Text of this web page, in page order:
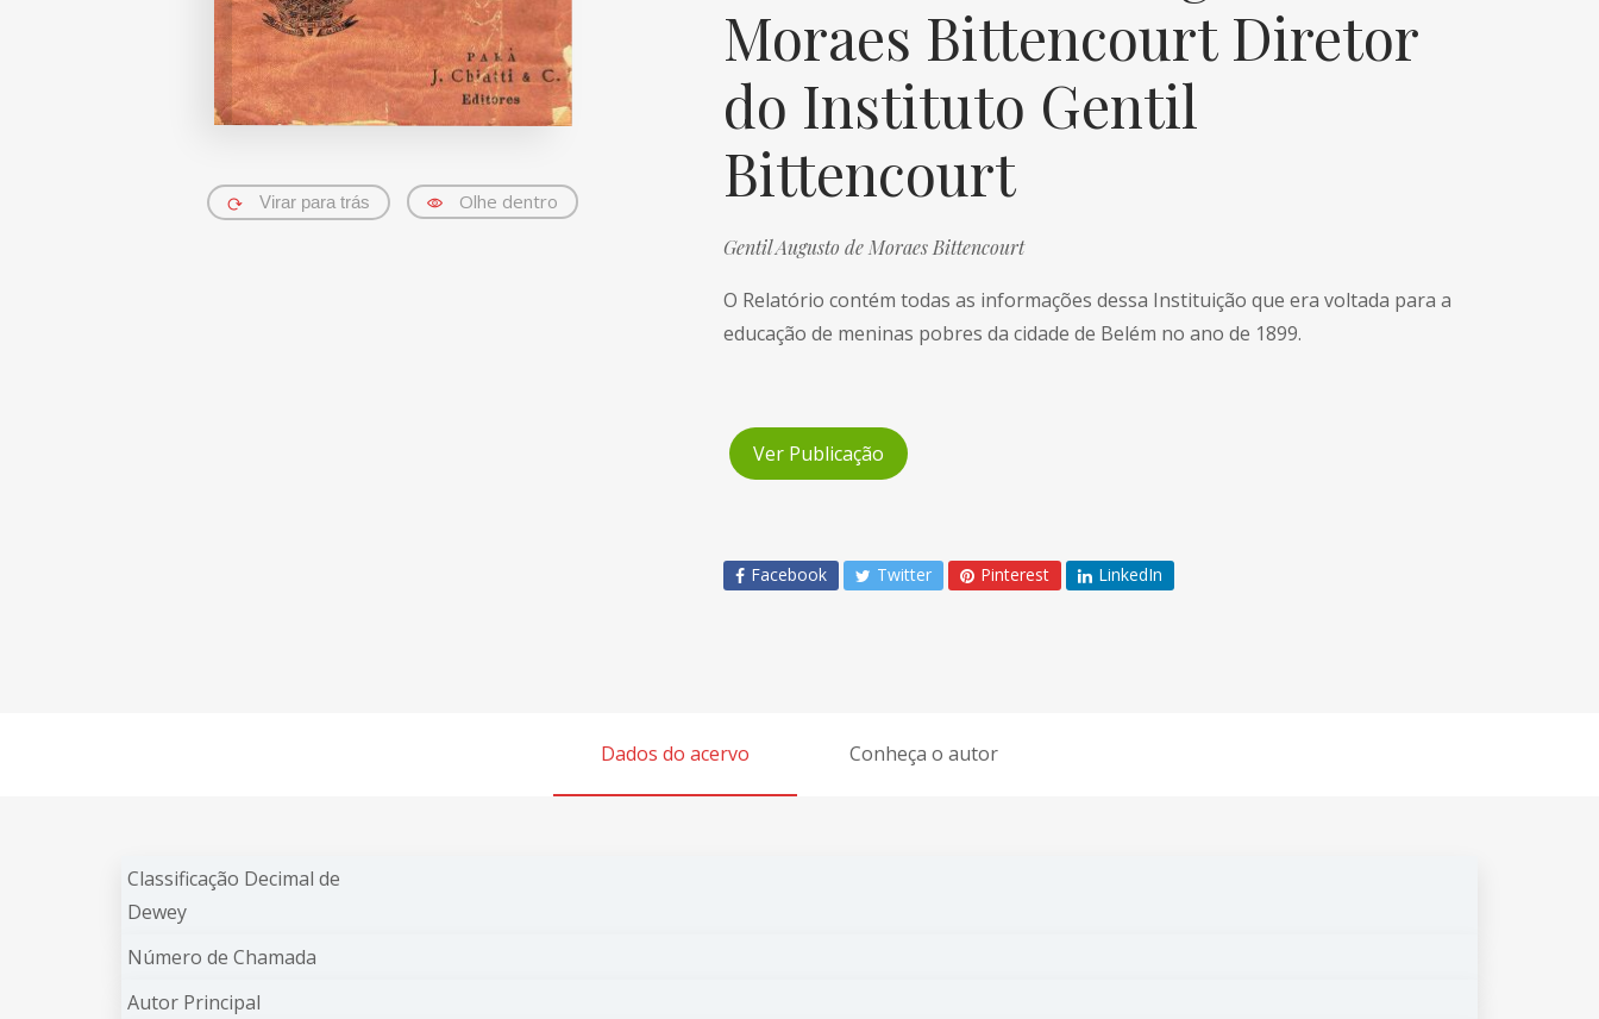
Virar para trás Olhe dentro
Moraes Bittencourt Diretor
do Instituto Gentil
Bittencourt
Gentil Augusto de Moraes Bittencourt
O Relatório contém todas as informações dessa Instituição que era voltada para a
educação de meninas pobres da cidade de Belém no ano de 1899.
Ver Publicação
Facebook Twitter Pinterest LinkedIn
Dados do acervo Conheça o autor
Classificação Decimal de
Dewey
Número de Chamada
Autor Principal